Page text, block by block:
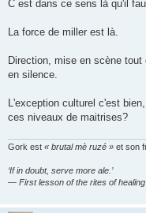
C est dans ce sens là qu'il
La force de miller est là.
Direction, mise en scène
en silence.
L'exception culturel c'est
ces niveaux de maitrises?
Gork est « brutal mè ruzé » et son
‘If in doubt, serve more ale.’
— First lesson of the rites of healing